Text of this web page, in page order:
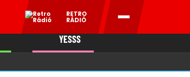
RETRO
RÁDIÓ
YESSS